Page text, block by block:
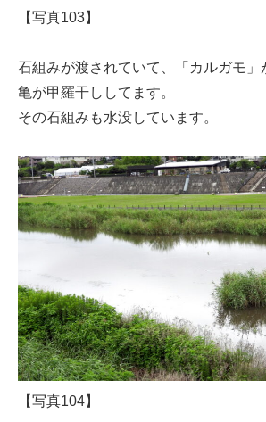
【写真103】
石組みが渡されていて、「カルガモ」
亀が甲羅干ししてます。
その石組みも水没しています。
【写真104】